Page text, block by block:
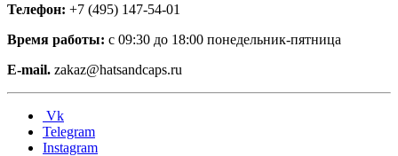
Телефон: +7 (495) 147-54-01
Время работы: с 09:30 до 18:00 понедельник-пятница
E-mail. zakaz@hatsandcaps.ru
Vk
Telegram
Instagram